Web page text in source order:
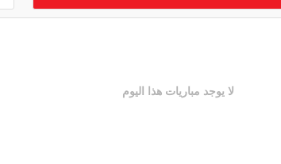
لا يوجد مباريات هذا اليوم